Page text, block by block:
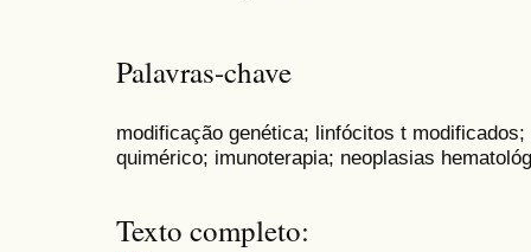
Palavras-chave
modificação genética; linfócitos t
quimérico; imunoterapia; neoplasias
Texto completo: